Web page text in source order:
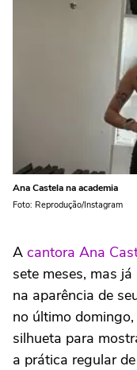
Ana Castela na academia
Foto: Reprodução/Instagram
A cantora Ana
sete meses, mas
na aparência de
no último
silhueta para
a prática regular